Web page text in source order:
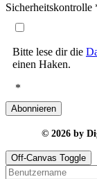
Sicherheitskontrolle
Bitte lese dir die
einen Haken.
*
Abonnieren
© 2026 by
Off-Canvas Toggle